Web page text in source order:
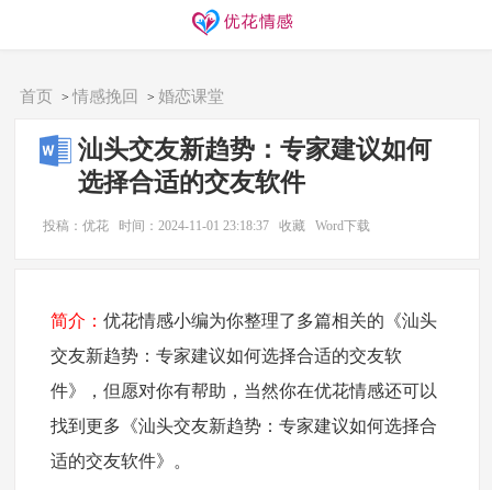
找搭子
首页 >情感挽回 > 婚恋课堂
汕头交友新趋势：专家建议如何
选择合适的交友软件
投稿：优花 时间：2024-11-01 23:18:37 收藏 Word下载
简介： 优花情感小编为你整理了多篇相关的《汕头
交友新趋势：专家建议如何选择合适的交友软
件》，但愿对你有帮助，当然你在优花情感还可以
找到更多《汕头交友新趋势：专家建议如何选择合
适的交友软件》。